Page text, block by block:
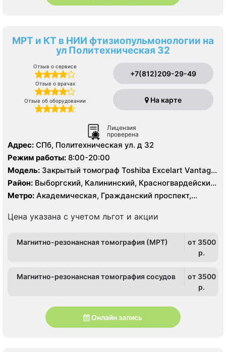
МРТ и КТ в НИИ фтизиопульмонологии на
ул Политехническая 32
Отзыв о сервисе
Отзыв о врачах
Отзыв об оборудовании
+7(812)209-29-49
На карте
Лицензия
проверена
Адрес: СПб, Политехническая ул. д 32
Режим работы: 8:00-20:00
Модель: Закрытый томограф Toshiba Excelart Vantage
1.5 Тесла, КТ Toshiba Aquilion 32 среза, КТ Toshiba
Prime 160 срезов
Район: Выборгский, Калининский, Красногвардейский,
Приморский
Метро: Академическая, Гражданский проспект,
Площадь Мужества, Политехническая, Проспект
Просвещения
Цена указана с учетом льгот и акции
Магнитно-резонансная томография (МРТ)
от 3500
p.
Магнитно-резонансная томография сосудов
от 3500
p.
Онлайн запись